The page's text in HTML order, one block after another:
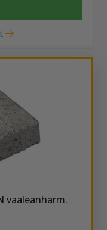
vaaleanharm.